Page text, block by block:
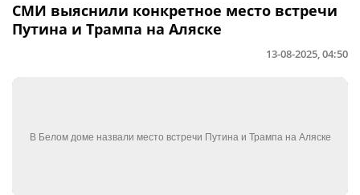
СМИ выяснили конкретное место встречи
Путина и Трампа на Аляске
13-08-2025, 04:50